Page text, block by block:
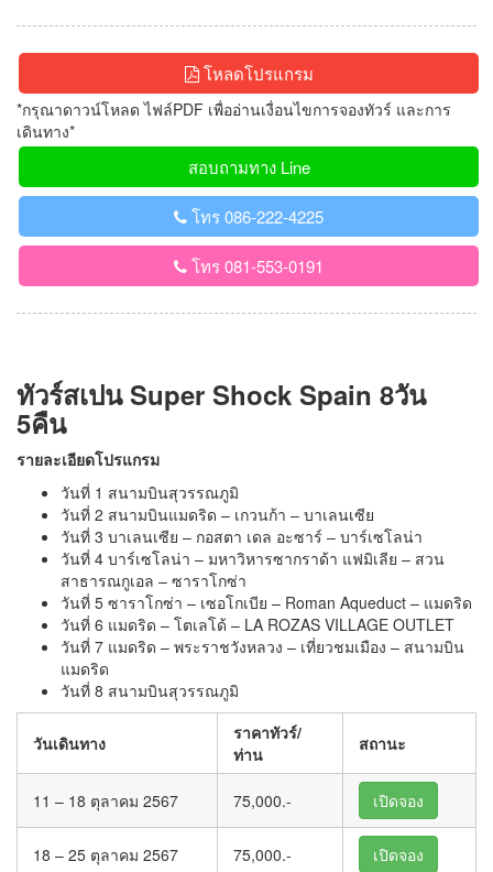
โหลดโปรแกรม
*กรุณาดาวน์โหลด ไฟล์PDF เพื่ออ่านเงื่อนไขการจองทัวร์ และการ
เดินทาง*
สอบถามทาง Line
โทร 086-222-4225
โทร 081-553-0191
ทัวร์สเปน Super Shock Spain 8วัน
5คืน
รายละเอียดโปรแกรม
วันที่ 1 สนามบินสุวรรณภูมิ
วันที่ 2 สนามบินแมดริด – เกวนก้า – บาเลนเซีย
วันที่ 3 บาเลนเซีย – กอสตา เดล อะซาร์ – บาร์เซโลน่า
วันที่ 4 บาร์เซโลน่า – มหาวิหารซากราด้า แฟมิเลีย – สวน
สาธารณกูเอล – ซาราโกซ่า
วันที่ 5 ซาราโกซ่า – เซอโกเบีย – Roman Aqueduct – แมดริด
วันที่ 6 แมดริด – โตเลโด้ – LA ROZAS VILLAGE OUTLET
วันที่ 7 แมดริด – พระราชวังหลวง – เที่ยวชมเมือง – สนามบิน
แมดริด
วันที่ 8 สนามบินสุวรรณภูมิ
วันเดินทาง
ราคาทัวร์/
ท่าน
สถานะ
11 – 18 ตุลาคม 2567 75,000.- เปิดจอง
18 – 25 ตุลาคม 2567 75,000.- เปิดจอง